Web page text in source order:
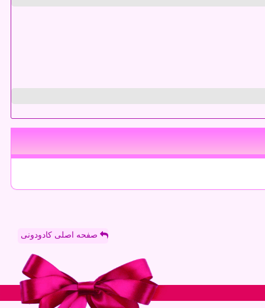
صفحه اصلی کادودونی